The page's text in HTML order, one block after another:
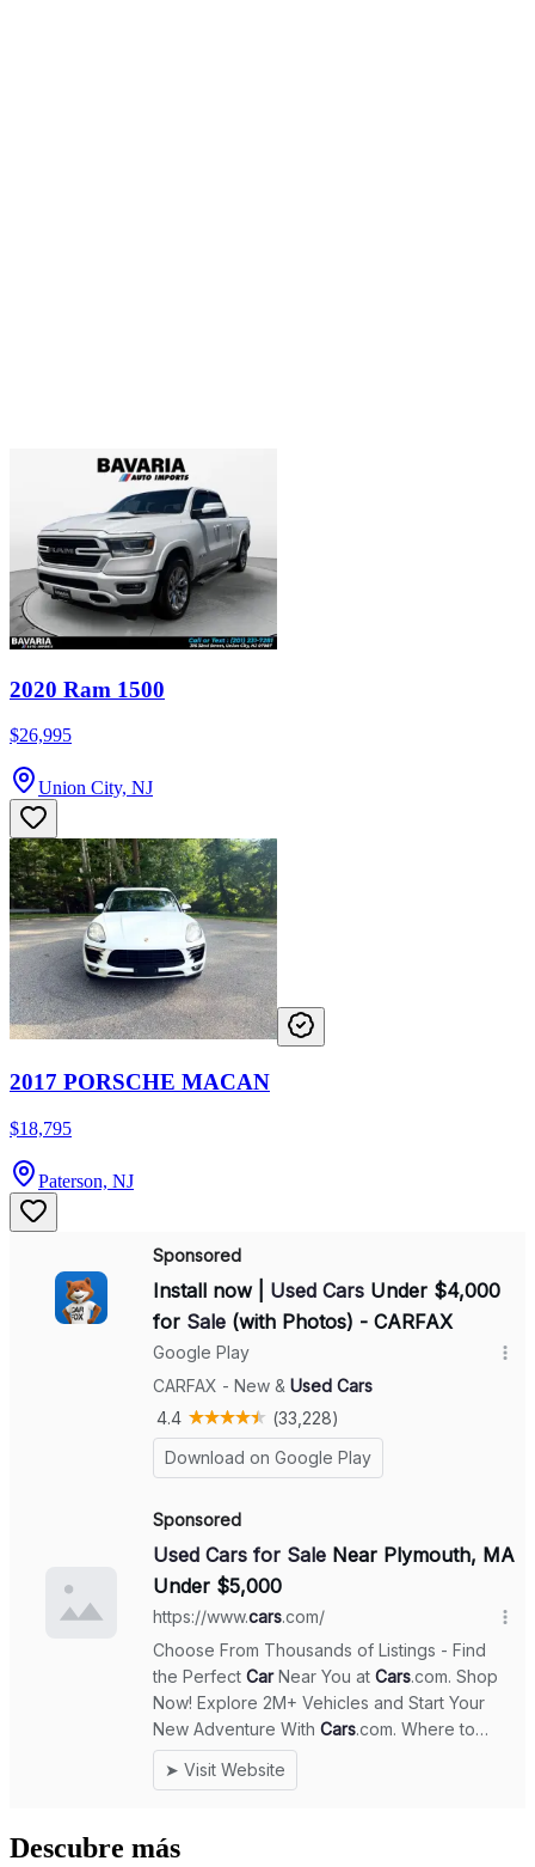
2020 Ram 1500
$26,995
Union City, NJ
2017 PORSCHE MACAN
$18,795
Paterson, NJ
Descubre más